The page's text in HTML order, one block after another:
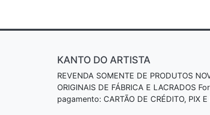
KANTO DO ARTISTA
REVENDA SOMENTE DE PRODUTOS
ORIGINAIS DE FÁBRICA E LACRADOS
pagamento: CARTÃO DE CRÉDITO, PIX E